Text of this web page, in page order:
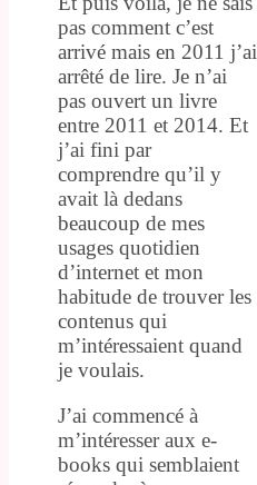
pas comment c’est
arrivé mais en 2011 j’ai
arrêté de lire. Je n’ai
pas ouvert un livre
entre 2011 et 2014. Et
j’ai fini par
comprendre qu’il y
avait là dedans
beaucoup de mes
usages quotidien
d’internet et mon
habitude de trouver les
contenus qui
m’intéressaient quand
je voulais.
J’ai commencé à
m’intéresser aux e-
books qui semblaient